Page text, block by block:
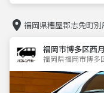
福岡県糟屋郡志免町別
福岡市博多区西
福岡県福岡市博多